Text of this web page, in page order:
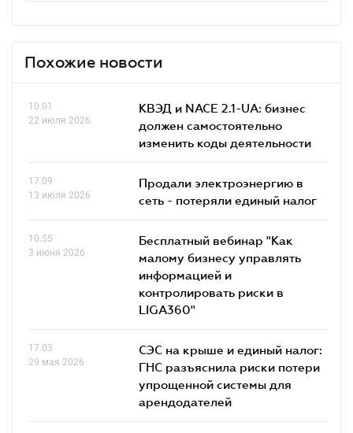
Похожие новости
10.01
22 июля 2026
КВЭД и NACE 2.1-UA: бизнес
должен самостоятельно
изменить коды деятельности
17.09
13 июля 2026
Продали электроэнергию в
сеть - потеряли единый налог
10.55
3 июня 2026
Бесплатный вебинар "Как
малому бизнесу управлять
информацией и
контролировать риски в
LIGA360"
17.03
29 мая 2026
СЭС на крыше и единый налог:
ГНС разъяснила риски потери
упрощенной системы для
арендодателей